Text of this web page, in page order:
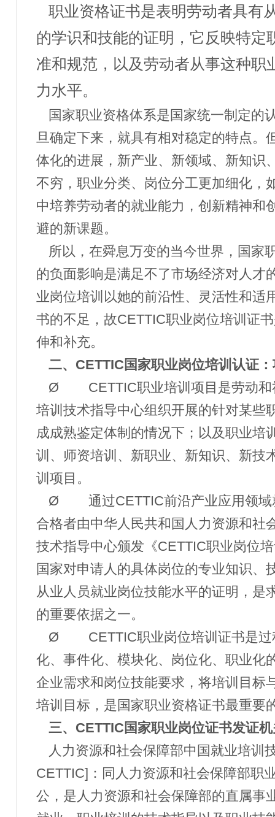
职业资格证书是表明劳动者具有
的学识和技能的证明，它反映特定
准和规范，以及劳动者从事这种职
力水平。
国家职业资格体系是国家统一制定的
旦确定下来，就具有相对稳定的特点。
体化的进展，新产业、新领域、新知识
不穷，职业分类、岗位分工更加细化，
中培养劳动者的就业能力，创新精神和
避的新课题。
所以，在舜息万变的当今世界，国家
的负面影响是满足不了市场经济对人才
业岗位培训以她的前沿性、灵活性和适
书的不足，故CETTIC职业岗位培训证
伸和补充。
二、 CETTIC国家职业岗位培训认证
Ø
CETTIC职业培训项目是劳动
培训技术指导中心组织开展的针对某些
成成熟鉴定体制的情况下；以及职业培
训、师资培训、新职业、新知识、新技
训项目。
Ø
通过CETTIC前沿产业应用领
合格者由中华人民共和国人力资源和社
技术指导中心颁发《CETTIC职业岗位
国家对申请人的具体岗位的专业知识、
从业人员就业岗位技能水平的证明，是
的重要依据之一。
Ø
CETTIC职业岗位培训证书是
化、事件化、模块化、岗位化、职业化
企业需求和岗位技能要求，将培训目标
培训目标，是国家职业资格证书最重要
三、 CETTIC国家职业岗位证书发证
人力资源和社会保障部中国就业培训
CETTIC]：同人力资源和社会保障部职
公，是人力资源和社会保障部的直属事